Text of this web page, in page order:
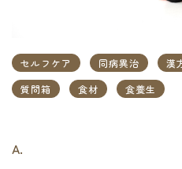
セルフケア 同病異治 漢
質問箱
食材 食養生
A.